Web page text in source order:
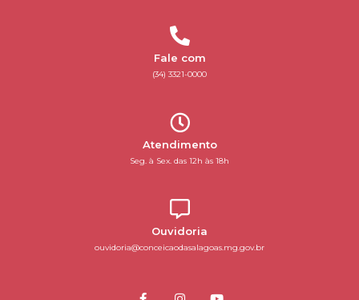
Fale com
(34) 3321-0000
Atendimento
Seg. à Sex. das 12h às 18h
Ouvidoria
ouvidoria@conceicaodasalagoas.mg.gov.br